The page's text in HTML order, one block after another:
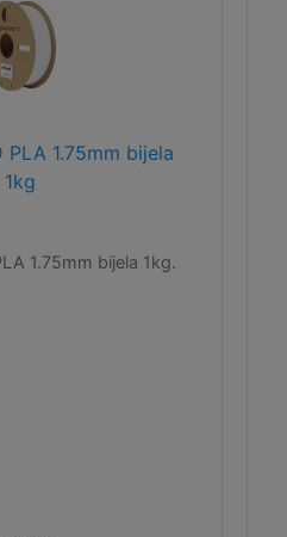
1.75mm bijela
1kg
1.75mm bijela 1kg.